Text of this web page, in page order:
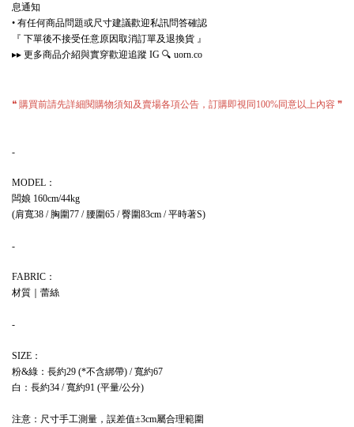
息通知
• 有任何商品問題或尺寸建議歡迎私訊問答確認
『 下單後不接受任意原因取消訂單及退換貨 』
▸▸ 更多商品介紹與實穿歡迎追蹤 IG 🔍 uorn.co
❝ 購買前請先詳細閱購物須知及賣場各項公告，訂購即視同100%同意以上內容 ❞
-
MODEL ：
闆娘 160cm/44kg
(肩寬38 / 胸圍77 / 腰圍65 /臀圍83cm /平時著S)
-
FABRIC ：
材質｜蕾絲
-
SIZE ：
粉&綠：長約29 (*不含綁帶) /寬約67
白：長約34 /寬約91 (平量/公分)
注意：尺寸手工測量，誤差值±3cm屬合理範圍